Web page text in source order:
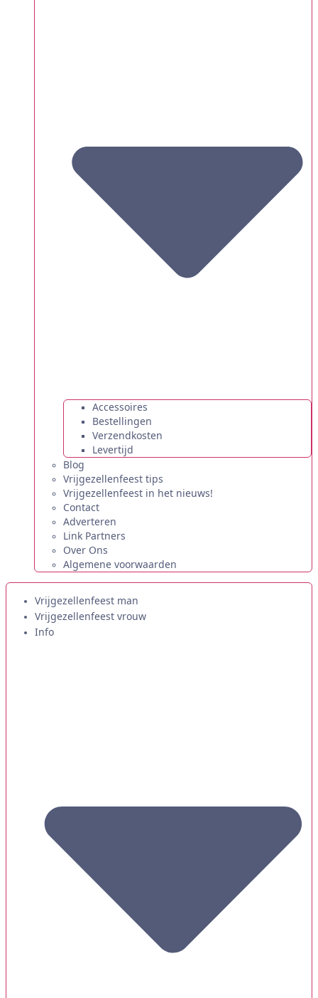
Accessoires
Bestellingen
Verzendkosten
Levertijd
Blog
Vrijgezellenfeest tips
Vrijgezellenfeest in het nieuws!
Contact
Adverteren
Link Partners
Over Ons
Algemene voorwaarden
Vrijgezellenfeest man
Vrijgezellenfeest vrouw
Info